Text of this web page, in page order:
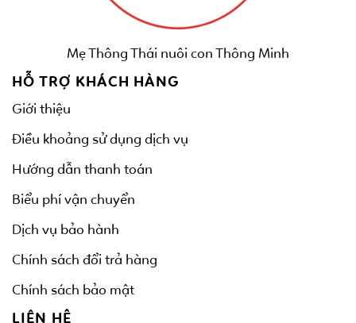
Mẹ Thông Thái nuôi con Thông Minh
HỖ TRỢ KHÁCH HÀNG
Giới thiệu
Điều khoảng sử dụng dịch vụ
Hướng dẫn thanh toán
Biểu phí vận chuyển
Dịch vụ bảo hành
Chính sách đổi trả hàng
Chính sách bảo mật
LIÊN HỆ